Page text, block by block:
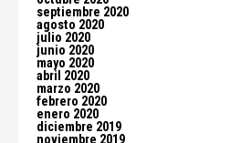
septiembre 2020
agosto 2020
julio 2020
junio 2020
mayo 2020
abril 2020
marzo 2020
febrero 2020
enero 2020
diciembre 2019
noviembre 2019